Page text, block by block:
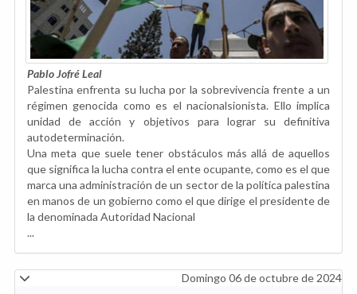
Pablo Jofré Leal
Palestina enfrenta su lucha por la sobrevivencia frente a un
régimen genocida como es el nacionalsionista. Ello implica
unidad de acción y objetivos para lograr su definitiva
autodeterminación.
Una meta que suele tener obstáculos más allá de aquellos
que significa la lucha contra el ente ocupante, como es el que
marca una administración de un sector de la política palestina
en manos de un gobierno como el que dirige el presidente de
la denominada Autoridad Nacional
...
Domingo 06 de octubre de 2024